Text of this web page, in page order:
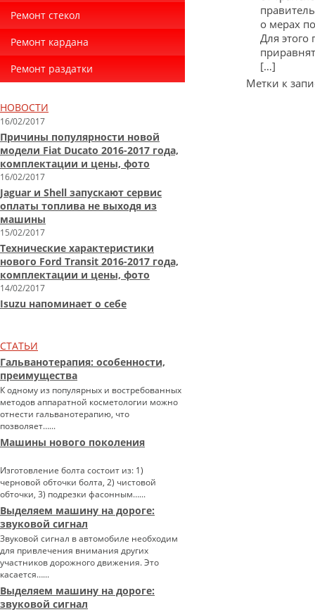
Ремонт стекол
Ремонт кардана
Ремонт раздатки
НОВОСТИ
16/02/2017
Причины популярности новой
модели Fiat Ducato 2016-2017 года,
комплектации и цены, фото
16/02/2017
Jaguar и Shell запускают сервис
оплаты топлива не выходя из
машины
15/02/2017
Технические характеристики
нового Ford Transit 2016-2017 года,
комплектации и цены, фото
14/02/2017
Isuzu напоминает о себе
СТАТЬИ
Гальванотерапия: особенности,
преимущества
К одному из популярных и востребованных
методов аппаратной косметологии можно
отнести гальванотерапию, что
позволяет…...
Машины нового поколения
Изготовление болта состоит из: 1)
черновой обточки болта, 2) чистовой
обточки, 3) подрезки фасонным…...
Выделяем машину на дороге:
звуковой сигнал
Звуковой сигнал в автомобиле необходим
для привлечения внимания других
участников дорожного движения. Это
касается…...
Выделяем машину на дороге:
звуковой сигнал
о мерах
Для
[…]
Метки к